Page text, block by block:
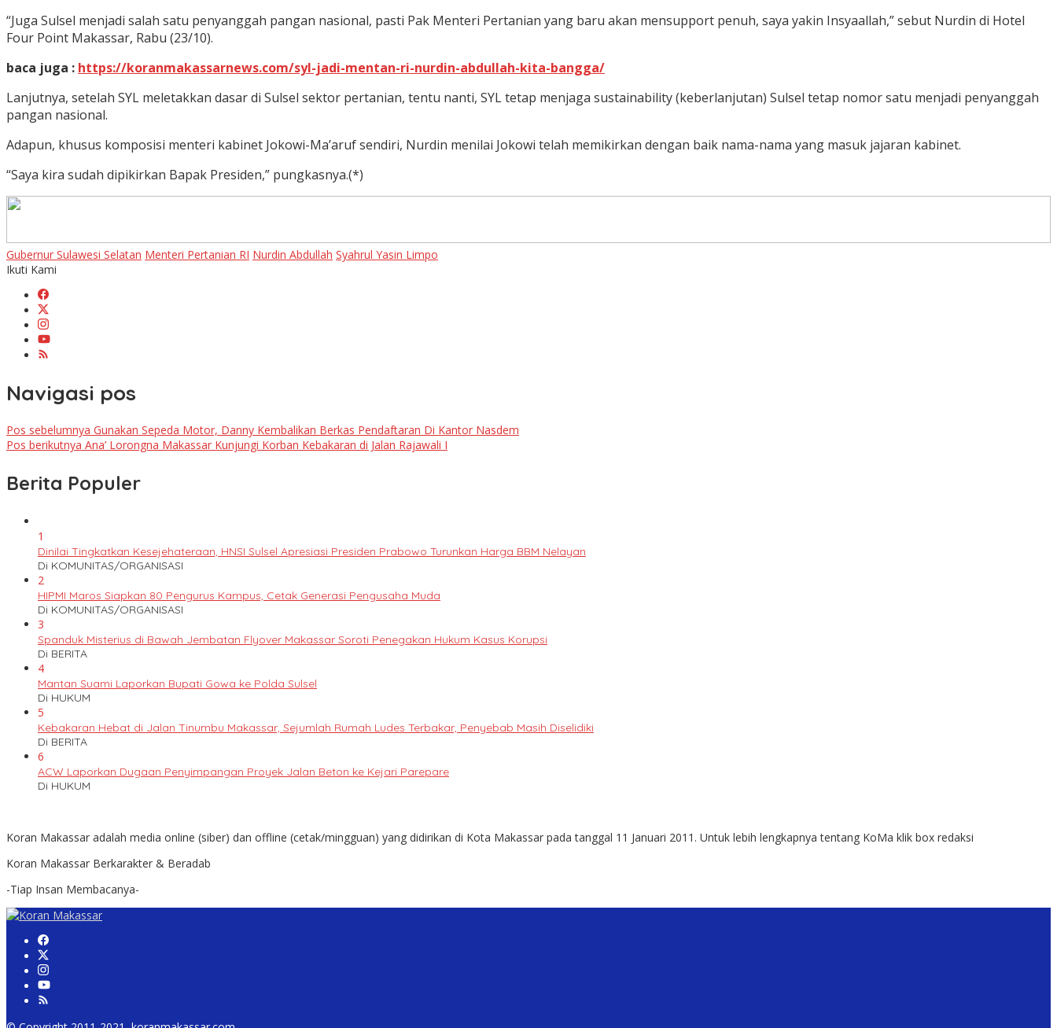
“Juga Sulsel menjadi salah satu penyanggah pangan nasional, pasti Pak Menteri Pertanian yang baru akan mensupport penuh, saya yakin Insyaallah,” sebut Nurdin di Hotel
Four Point Makassar, Rabu (23/10).
baca juga : https://koranmakassarnews.com/syl-jadi-mentan-ri-nurdin-abdullah-kita-bangga/
Lanjutnya, setelah SYL meletakkan dasar di Sulsel sektor pertanian, tentu nanti, SYL tetap menjaga sustainability (keberlanjutan) Sulsel tetap nomor satu menjadi penyanggah
pangan nasional.
Adapun, khusus komposisi menteri kabinet Jokowi-Ma’aruf sendiri, Nurdin menilai Jokowi telah memikirkan dengan baik nama-nama yang masuk jajaran kabinet.
“Saya kira sudah dipikirkan Bapak Presiden,” pungkasnya.(*)
Gubernur Sulawesi Selatan Menteri Pertanian RI Nurdin Abdullah Syahrul Yasin Limpo
Ikuti Kami
Navigasi pos
Pos sebelumnya Gunakan Sepeda Motor, Danny Kembalikan Berkas Pendaftaran Di Kantor Nasdem
Pos berikutnya Ana’ Lorongna Makassar Kunjungi Korban Kebakaran di Jalan Rajawali I
Berita Populer
1
Dinilai Tingkatkan Kesejehateraan, HNSI Sulsel Apresiasi Presiden Prabowo Turunkan Harga BBM Nelayan
Di KOMUNITAS/ORGANISASI
2
HIPMI Maros Siapkan 80 Pengurus Kampus, Cetak Generasi Pengusaha Muda
Di KOMUNITAS/ORGANISASI
3
Spanduk Misterius di Bawah Jembatan Flyover Makassar Soroti Penegakan Hukum Kasus Korupsi
Di BERITA
4
Mantan Suami Laporkan Bupati Gowa ke Polda Sulsel
Di HUKUM
5
Kebakaran Hebat di Jalan Tinumbu Makassar, Sejumlah Rumah Ludes Terbakar, Penyebab Masih Diselidiki
Di BERITA
6
ACW Laporkan Dugaan Penyimpangan Proyek Jalan Beton ke Kejari Parepare
Di HUKUM
Koran Makassar adalah media online (siber) dan offline (cetak/mingguan) yang didirikan di Kota Makassar pada tanggal 11 Januari 2011. Untuk lebih lengkapnya tentang KoMa klik box redaksi
Koran Makassar Berkarakter & Beradab
-Tiap Insan Membacanya-